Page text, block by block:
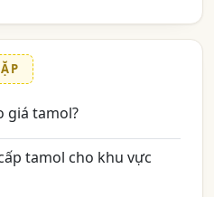
giá tamol?
tamol cho khu vực